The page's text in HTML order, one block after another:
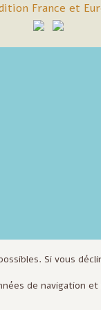
France et
Si vous
de navigation